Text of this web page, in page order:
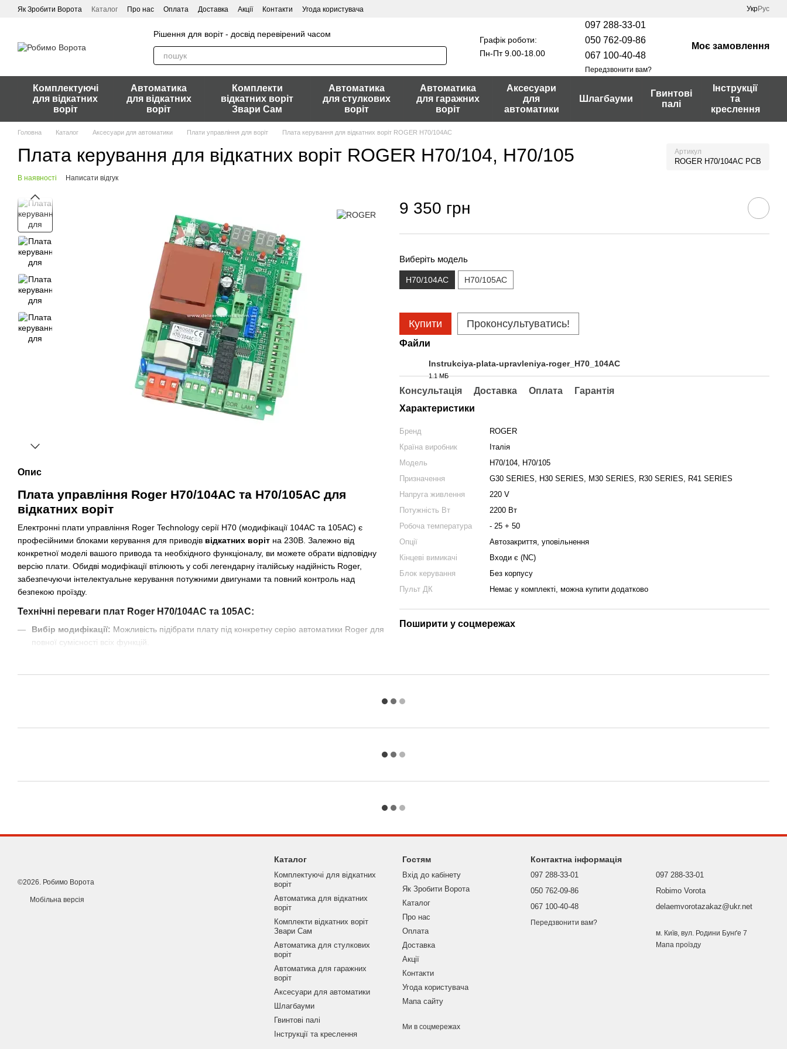
Перейти до основного контенту
Як Зробити Ворота Каталог Про нас Оплата Доставка Акції Контакти Угода користувача УкрРус
Рішення для воріт - досвід перевірений часом
Графік роботи:
Пн-Пт 9.00-18.00
097 288-33-01
050 762-09-86
067 100-40-48
Передзвонити вам?
Моє замовлення
Комплектуючі
для відкатних
воріт
Автоматика
для відкатних
воріт
Комплекти
відкатних воріт
Звари Сам
Автоматика
для стулкових
воріт
Автоматика
для гаражних
воріт
Аксесуари
для
автоматики
Шлагбауми
Гвинтові
палі
Інструкції
та
креслення
Головна Каталог Аксесуари для автоматики Плати управління для воріт Плата керування для відкатних воріт ROGER H70/104AC
Плата керування для відкатних воріт ROGER H70/104, H70/105 Артикул
ROGER H70/104AC PCB
В наявності Написати відгук
Опис
Плата управління Roger H70/104AC та H70/105AC для
відкатних воріт
Електронні плати управління Roger Technology серії H70 (модифікації 104AC та 105AC) є
професійними блоками керування для приводів відкатних воріт на 230В. Залежно від
конкретної моделі вашого привода та необхідного функціоналу, ви можете обрати відповідну
версію плати. Обидві модифікації втілюють у собі легендарну італійську надійність Roger,
забезпечуючи інтелектуальне керування потужними двигунами та повний контроль над
безпекою проїзду.
Технічні переваги плат Roger H70/104AC та 105AC:
Вибір модифікації: Можливість підібрати плату під конкретну серію автоматики Roger для
повної сумісності всіх функцій.
уповільнення та потужностівідкатних воріт.
найскладніші сценарії роботивідкатних воріт. Блоки підтримують підключення всіх типів
хвіртки тощо). Обираючи італійські запчастини Roger, ви інвестуєте в безвідмовність системи та
9 350 грн
Виберіть модель
H70/104AC H70/105AC
Купити Проконсультуватись!
Файли
Instrukciya-plata-upravleniya-roger_H70_104AC
1.1 МБ
Консультація Доставка Оплата
Гарантія
Характеристики
Бренд
ROGER
Країна виробник
Італія
Модель
H70/104, H70/105
Призначення
G30 SERIES, H30 SERIES, M30 SERIES, R30 SERIES, R41 SERIES
Напруга живлення
220 V
Потужність Вт
2200 Вт
Робоча температура
- 25 + 50
Опції
Автозакриття, уповільнення
Кінцеві вимикачі
Входи є (NC)
Блок керування
Без корпусу
Пульт ДК
Немає у комплекті, можна купити додатково
Поширити у соцмережах
©2026. Робимо Ворота
Мобільна версія
Каталог
Комплектуючі для відкатних
воріт
Автоматика для відкатних
воріт
Комплекти відкатних воріт
Звари Сам
Автоматика для стулкових
воріт
Автоматика для гаражних
воріт
Аксесуари для автоматики
Шлагбауми
Гвинтові палі
Інструкції та креслення
Гостям
Вхід до кабінету
Як Зробити Ворота
Каталог
Про нас
Оплата
Доставка
Акції
Контакти
Угода користувача
Мапа сайту
Ми в соцмережах
Контактна інформація
097 288-33-01
050 762-09-86
067 100-40-48
Передзвонити вам?
097 288-33-01
Robimo Vorota
delaemvorotazakaz@ukr.net
м. Київ, вул. Родини Бунґе 7
Мапа проїзду